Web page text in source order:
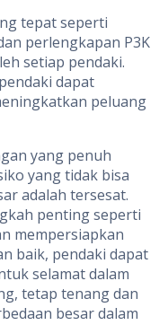
tepat seperti
perlengkapan P3K
setiap pendaki.
dapat
peluang
yang penuh
yang tidak bisa
adalah tersesat.
penting seperti
mempersiapkan
baik, pendaki dapat
selamat dalam
tetap tenang dan
besar dalam